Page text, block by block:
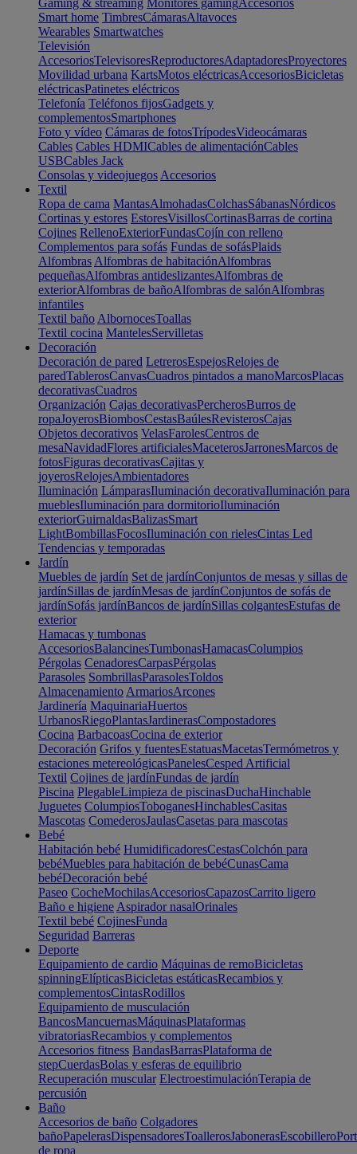
Gaming & streaming Monitores gamingAccesorios
Smart home TimbresCámarasAltavoces
Wearables Smartwatches
Televisión
AccesoriosTelevisoresReproductoresAdaptadoresProyectores
Movilidad urbana KartsMotos eléctricasAccesoriosBicicletas
eléctricasPatinetes eléctricos
Telefonía Teléfonos fijosGadgets y
complementosSmartphones
Foto y vídeo Cámaras de fotosTrípodesVideocámaras
Cables Cables HDMICables de alimentaciónCables
USBCables Jack
Consolas y videojuegos Accesorios
Textil
Ropa de cama MantasAlmohadasColchasSábanasNórdicos
Cortinas y estores EstoresVisillosCortinasBarras de cortina
Cojines RellenoExteriorFundasCojín con relleno
Complementos para sofás Fundas de sofásPlaids
Alfombras Alfombras de habitaciónAlfombras
pequeñasAlfombras antideslizantesAlfombras de
exteriorAlfombras de bañoAlfombras de salónAlfombras
infantiles
Textil baño AlbornocesToallas
Textil cocina MantelesServilletas
Decoración
Decoración de pared LetrerosEspejosRelojes de
paredTablerosCanvasCuadros pintados a manoMarcosPlacas
decorativasCuadros
Organización Cajas decorativasPercherosBurros de
ropaJoyerosBiombosCestasBaúlesRevisterosCajas
Objetos decorativos VelasFarolesCentros de
mesaNavidadFlores artificialesMaceterosJarronesMarcos de
fotosFiguras decorativasCajitas y
joyerosRelojesAmbientadores
Iluminación LámparasIluminación decorativaIluminación para
mueblesIluminación para dormitorioIluminación
exteriorGuirnaldasBalizasSmart
LightBombillasFocosIluminación con rielesCintas Led
Tendencias y temporadas
Jardín
Muebles de jardín Set de jardínConjuntos de mesas y sillas de
jardínSillas de jardínMesas de jardínConjuntos de sofás de
jardínSofás jardínBancos de jardínSillas colgantesEstufas de
exterior
Hamacas y tumbonas
AccesoriosBalancinesTumbonasHamacasColumpios
Pérgolas CenadoresCarpasPérgolas
Parasoles SombrillasParasolesToldos
Almacenamiento ArmariosArcones
Jardinería MaquinariaHuertos
UrbanosRiegoPlantasJardinerasCompostadores
Cocina BarbacoasCocina de exterior
Decoración Grifos y fuentesEstatuasMacetasTermómetros y
estaciones metereológicasPanelesCesped Artificial
Textil Cojines de jardínFundas de jardín
Piscina PlegableLimpieza de piscinasDuchaHinchable
Juguetes ColumpiosToboganesHinchablesCasitas
Mascotas ComederosJaulasCasetas para mascotas
Bebé
Habitación bebé HumidificadoresCestasColchón para
bebéMuebles para habitación de bebéCunasCama
bebéDecoración bebé
Paseo CocheMochilasAccesoriosCapazosCarrito ligero
Baño e higiene Aspirador nasalOrinales
Textil bebé CojinesFunda
Seguridad Barreras
Deporte
Equipamiento de cardio Máquinas de remoBicicletas
spinningElípticasBicicletas estáticasRecambios y
complementosCintasRodillos
Equipamiento de musculación
BancosMancuernasMáquinasPlataformas
vibratoriasRecambios y complementos
Accesorios fitness BandasBarrasPlataforma de
stepCuerdasBolas y esferas de equilibrio
Recuperación muscular ElectroestimulaciónTerapia de
percusión
Baño
Accesorios de baño Colgadores
bañoPapelerasDispensadoresToallerosJabonerasEscobillero
de ropa